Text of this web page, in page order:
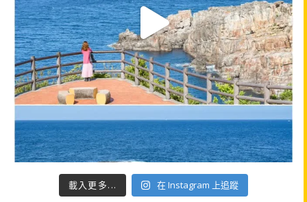
載入更多... 在 Instagram 上追蹤